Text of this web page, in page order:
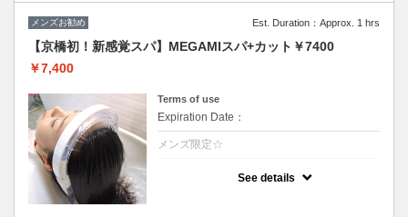
メンズお勧め Est. Duration：Approx. 1 hrs
【京橋初！新感覚スパ】MEGAMIスパ+カット￥7400
￥7,400
Terms of use
Expiration Date：
メンズ限定☆
See details